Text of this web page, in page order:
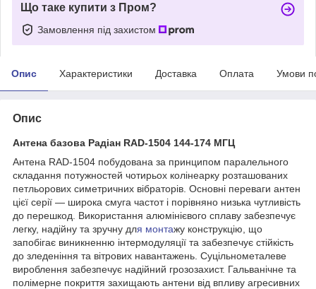
Що таке купити з Пром?
Замовлення під захистом
Опис Характеристики Доставка Оплата Умови
Опис
Антена базова Радіан RAD-1504 144-174 МГЦ
Антена RAD-1504 побудована за принципом паралельного
складання потужностей чотирьох колінеарку розташованих
петльорових симетричних вібраторів. Основні переваги антен
цієї серії — широка смуга частот і порівняно низька чутливість
до перешкод. Використання алюмінієвого сплаву забезпечує
легку, надійну та зручну для монтажу конструкцію, що
запобігає виникненню інтермодуляції та забезпечує стійкість
до зледеніння та вітрових навантажень. Суцільнометалеве
вироблення забезпечує надійний грозозахист. Гальванічне та
полімерне покриття захищають антени від впливу агресивних